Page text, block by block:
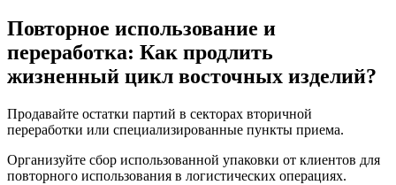
Повторное использование и
переработка: Как продлить
жизненный цикл восточных изделий?
Продавайте остатки партий в секторах вторичной
переработки или специализированные пункты приема.
Организуйте сбор использованной упаковки от клиентов для
повторного использования в логистических операциях.